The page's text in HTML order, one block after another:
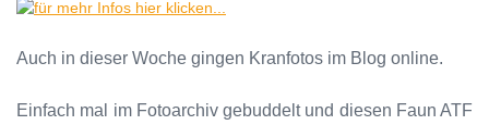
Auch in dieser Woche gingen Kranfotos im Blog online.
Einfach mal im Fotoarchiv gebuddelt und diesen Faun ATF